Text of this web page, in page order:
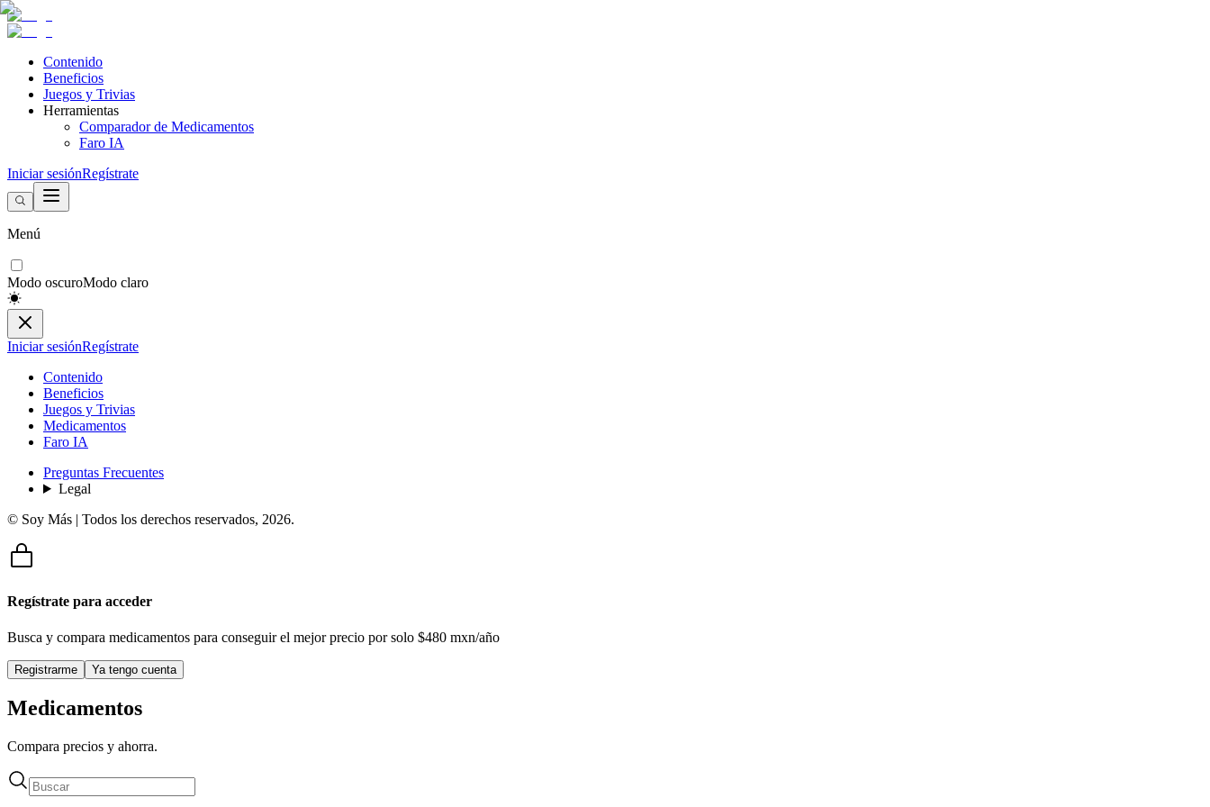
Contenido
Beneficios
Juegos y Trivias
Herramientas
Comparador de Medicamentos
Faro IA
Iniciar sesiónRegístrate
Menú
Modo oscuroModo claro
Iniciar sesiónRegístrate
Contenido
Beneficios
Juegos y Trivias
Medicamentos
Faro IA
Preguntas Frecuentes
Legal
© Soy Más | Todos los derechos reservados, 2026.
Regístrate para acceder
Busca y compara medicamentos para conseguir el mejor precio por solo $480 mxn/año
Registrarme Ya tengo cuenta
Medicamentos
Compara precios y ahorra.